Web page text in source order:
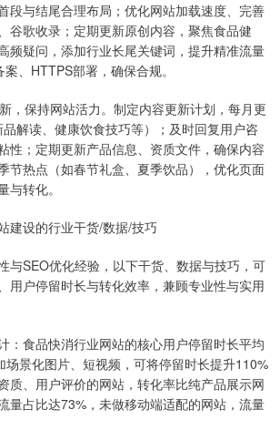
段与结尾合理布局；优化网站加载速度、完善
谷歌收录；定期更新原创内容，聚焦食品健
频疑问，添加行业长尾关键词，提升精准流量
、HTTPS部署，确保合规。
，保持网站活力。制定内容更新计划，每月更
解读、健康饮食技巧等）；及时回复用户咨
性；定期更新产品信息、资质文件，确保内容
节热点（如春节礼盒、夏季饮品），优化页面
与转化。
建设的行业干货/数据/技巧
与SEO优化经验，以下干货、数据与技巧，可
用户停留时长与转化效率，兼顾专业性与实用
：食品快消行业网站的核心用户停留时长平均
场景化图片、短视频，可将停留时长提升110%
质、用户评价的网站，转化率比纯产品展示网
量占比达73%，未做移动端适配的网站，流量